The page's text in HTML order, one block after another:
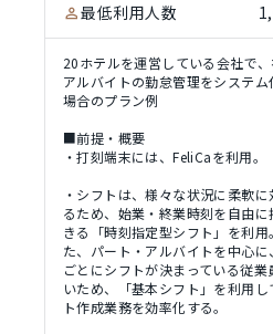
最低利用人数
20ホテルを運営している会社で、
アルバイトの勤怠管理をシステム
場合のプラン例
■前提・概要
・打刻端末には、FeliCaを利用。
・シフトは、様々な状況に柔軟に
るため、始業・終業時刻を自由に
きる「時刻指定型シフト」を利用
た、パート・アルバイトを中心に
ごとにシフトが決まっている従業
いため、「基本シフト」を利用し
ト作成業務を効率化する。